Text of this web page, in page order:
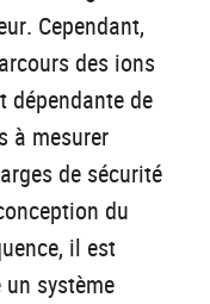
Cependant,
des ions
dépendante de
à mesurer
de sécurité
du
il est
système